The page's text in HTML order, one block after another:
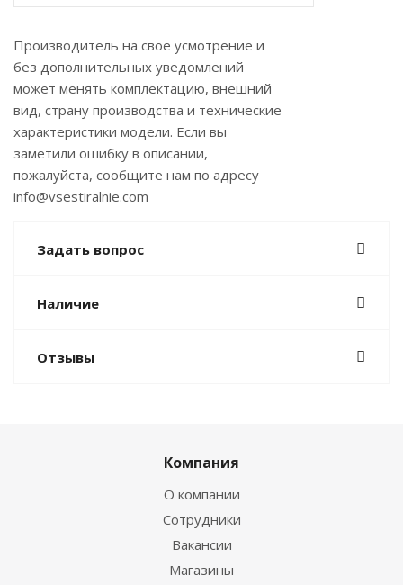
Производитель на свое усмотрение и
без дополнительных уведомлений
может менять комплектацию, внешний
вид, страну производства и технические
характеристики модели. Если вы
заметили ошибку в описании,
пожалуйста, сообщите нам по адресу
info@vsestiralnie.com
Задать вопрос
Наличие
Отзывы
Компания
О компании
Сотрудники
Вакансии
Магазины